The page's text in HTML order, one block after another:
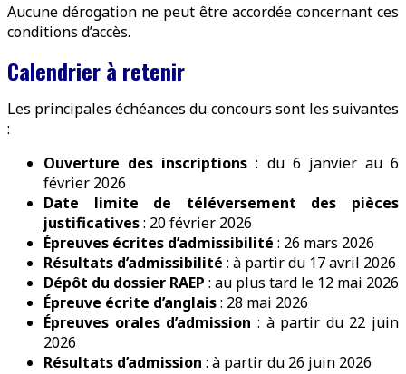
Aucune dérogation ne peut être accordée concernant ces
conditions d’accès.
Calendrier à retenir
Les principales échéances du concours sont les suivantes
:
Ouverture des inscriptions : du 6 janvier au 6
février 2026
Date limite de téléversement des pièces
justificatives: 20 février 2026
Épreuves écrites d’admissibilité : 26 mars 2026
Résultats d’admissibilité : à partir du 17 avril 2026
Dépôt du dossier RAEP : au plus tard le 12 mai 2026
Épreuve écrite d’anglais: 28 mai 2026
Épreuves orales d’admission : à partir du 22 juin
2026
Résultats d’admission : à partir du 26 juin 2026